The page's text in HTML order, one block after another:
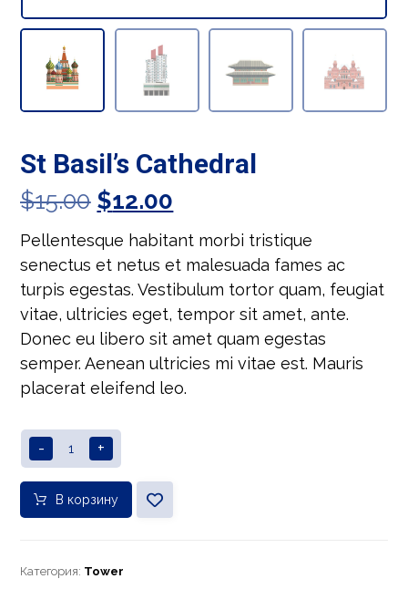
St Basil’s Cathedral
$15.00 $12.00
Pellentesque habitant morbi tristique
senectus et netus et malesuada fames ac
turpis egestas. Vestibulum tortor quam, feugiat
vitae, ultricies eget, tempor sit amet, ante.
Donec eu libero sit amet quam egestas
semper. Aenean ultricies mi vitae est. Mauris
placerat eleifend leo.
- +
В корзину
Категория: Tower